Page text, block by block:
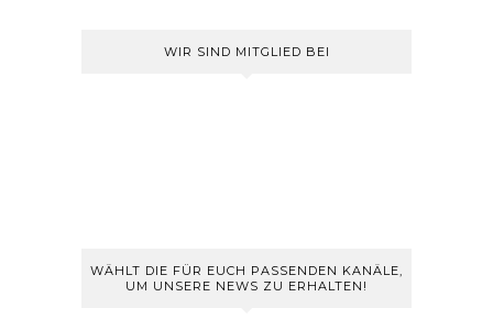
WIR SIND MITGLIED BEI
WÄHLT DIE FÜR EUCH PASSENDEN KANÄLE,
UM UNSERE NEWS ZU ERHALTEN!